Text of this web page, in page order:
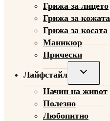
Грижа за лицето
Грижа за кожата
Грижа за косата
Маникюр
Прически
Лайфстайл
Toggle
menu
Начин на живот
Полезно
Любопитно